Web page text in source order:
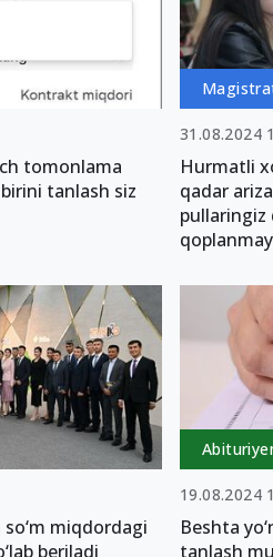
tomonlama
tanlash siz
31.08.2024
Hurmatli
qadar
miqdordagi
beriladi
19.08.2024
Beshta
tanlash